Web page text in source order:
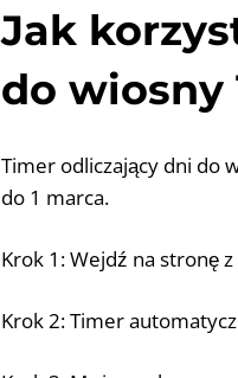
Jak
do wiosny
Timer odliczający dni do
do 1 marca.
Krok 1: Wejdź na stronę
Krok 2: Timer